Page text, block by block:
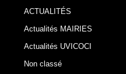
ACTUALITÉS
Actualités MAIRIES
Actualités UVICOCI
Non classé